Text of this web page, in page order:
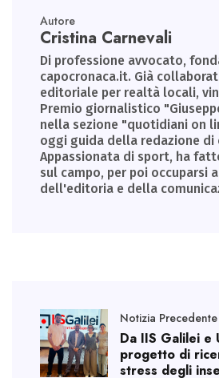
Autore
Cristina Carnevali
Di professione avvocato,
capocronaca.it. Già
editoriale per realtà locali,
Premio giornalistico
nella sezione "quotidiani on
oggi guida della redazione di
Appassionata di sport, ha
sul campo, per poi occuparsi
dell'editoria e della
Notizia Precedente
Da IIS Galilei e
progetto di
stress degli